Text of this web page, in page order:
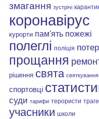
змагання зустрічі
коронавірус
курорти пам'ять пожежі
полеглі поліція
прощання
рішення свята святкування
спортовці
суди тарифи терористи
учасники школи